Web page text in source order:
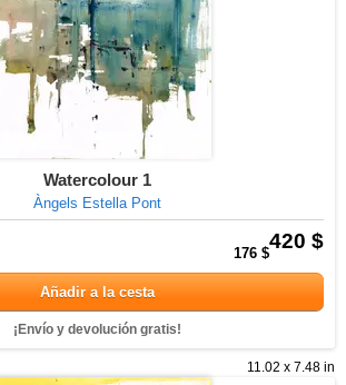
Watercolour 1
Àngels Estella Pont
420 $
176 $
Añadir a la cesta
¡Envío y devolución gratis!
11.02 x 7.48 in